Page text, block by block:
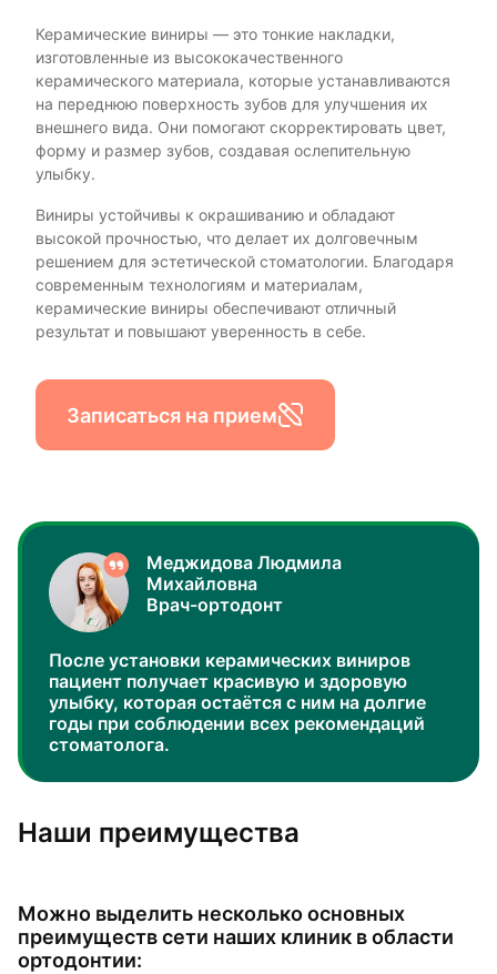
Керамические виниры — это тонкие накладки,
изготовленные из высококачественного
керамического материала, которые устанавливаются
на переднюю поверхность зубов для улучшения их
внешнего вида. Они помогают скорректировать цвет,
форму и размер зубов, создавая ослепительную
улыбку.
Виниры устойчивы к окрашиванию и обладают
высокой прочностью, что делает их долговечным
решением для эстетической стоматологии. Благодаря
современным технологиям и материалам,
керамические виниры обеспечивают отличный
результат и повышают уверенность в себе.
Записаться на прием
Меджидова Людмила
Михайловна
Врач-ортодонт
После установки керамических виниров
пациент получает красивую и здоровую
улыбку, которая остаётся с ним на долгие
годы при соблюдении всех рекомендаций
стоматолога.
Наши преимущества
Можно выделить несколько основных
преимуществ сети наших клиник в области
ортодонтии: